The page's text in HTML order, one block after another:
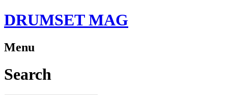
DRUMSET MAG
Menu
Search